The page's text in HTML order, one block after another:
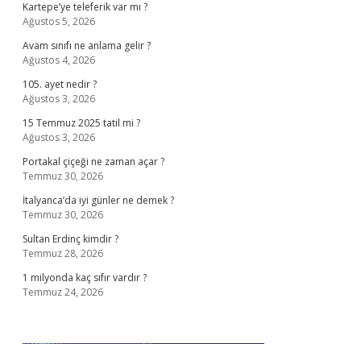
Kartepe’ye teleferik var mı ?
Ağustos 5, 2026
Avam sınıfı ne anlama gelir ?
Ağustos 4, 2026
105. ayet nedir ?
Ağustos 3, 2026
15 Temmuz 2025 tatil mi ?
Ağustos 3, 2026
Portakal çiçeği ne zaman açar ?
Temmuz 30, 2026
İtalyanca’da iyi günler ne demek ?
Temmuz 30, 2026
Sultan Erdinç kimdir ?
Temmuz 28, 2026
1 milyonda kaç sıfır vardır ?
Temmuz 24, 2026